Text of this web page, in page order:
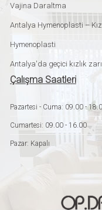
Vajina Daraltma
Antalya Hymenoplasti –
Hymenoplasti
Antalya'da geçici kızlık
Çalışma Saatleri
Pazartesi - Cuma: 09.00 -
Cumartesi: 09.00 - 16.00
Pazar: Kapalı